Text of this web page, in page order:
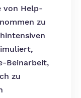
von Help-
zu
Beinarbeit,
zu